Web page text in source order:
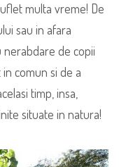
multa vreme! De
sau in afara
nerabdare de copii
comun si de a
timp, insa,
situate in natura!